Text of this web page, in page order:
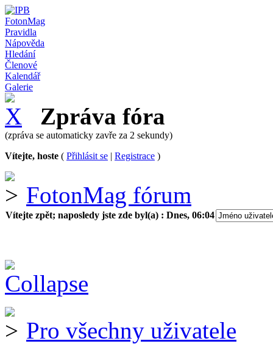
FotonMag
Pravidla
Nápověda
Hledání
Členové
Kalendář
Galerie
Zpráva fóra
(zpráva se automaticky zavře za 2 sekundy)
Vítejte, hoste ( Přihlásit se | Registrace )
FotonMag fórum
Vítejte zpět; naposledy jste zde byl(a) : Dnes, 06:04
Pro všechny uživatele